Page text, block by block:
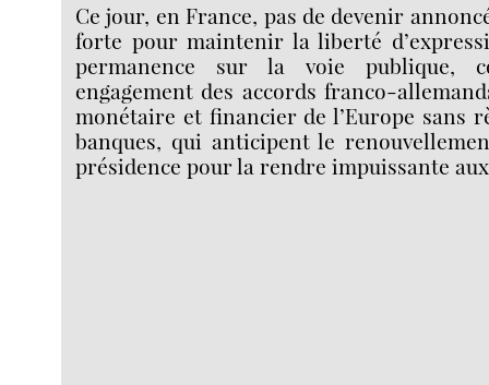
Ce jour, en France, pas de devenir
forte pour maintenir la liberté
permanence sur la voie publique,
engagement des accords franco-
monétaire et financier de l’Europe sans
banques, qui anticipent le
présidence pour la rendre impuissante